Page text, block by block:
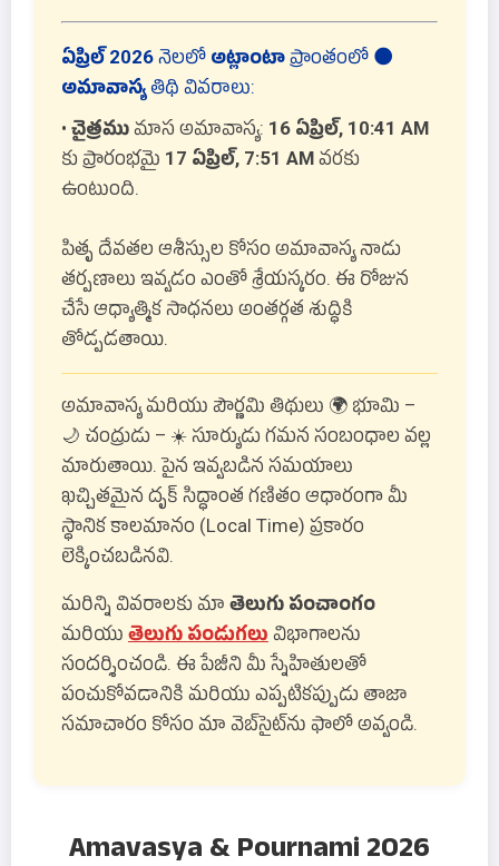
ఏప్రిల్ 2026 నెలలో అట్లాంటా ప్రాంతంలో 🌑
అమావాస్య తిథి వివరాలు:
• చైత్రము మాస అమావాస్య: 16 ఏప్రిల్, 10:41 AM
కు ప్రారంభమై 17 ఏప్రిల్, 7:51 AM వరకు
ఉంటుంది.
పితృ దేవతల ఆశీస్సుల కోసం అమావాస్య నాడు
తర్పణాలు ఇవ్వడం ఎంతో శ్రేయస్కరం. ఈ రోజున
చేసే ఆధ్యాత్మిక సాధనలు అంతర్గత శుద్ధికి
తోడ్పడతాయి.
అమావాస్య మరియు పౌర్ణమి తిథులు 🌍 భూమి –
🌙 చంద్రుడు – ☀️ సూర్యుడు గమన సంబంధాల వల్ల
మారుతాయి. పైన ఇవ్వబడిన సమయాలు
ఖచ్చితమైన దృక్ సిద్ధాంత గణితం ఆధారంగా మీ
స్థానిక కాలమానం (Local Time) ప్రకారం
లెక్కించబడినవి.
మరిన్ని వివరాలకు మా తెలుగు పంచాంగం
మరియు తెలుగు పండుగలు విభాగాలను
సందర్శించండి. ఈ పేజీని మీ స్నేహితులతో
పంచుకోవడానికి మరియు ఎప్పటికప్పుడు తాజా
సమాచారం కోసం మా వెబ్‌సైట్‌ను ఫాలో అవ్వండి.
Amavasya & Pournami 2026